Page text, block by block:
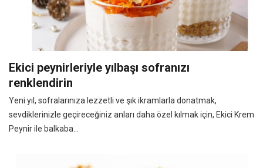
Ekici peynirleriyle yılbaşı sofranızı
renklendirin
Yeni yıl, sofralarınıza lezzetli ve şık ikramlarla donatmak,
sevdiklerinizle geçireceğiniz anları daha özel kılmak için, Ekici Krem
Peynir ile balkaba...